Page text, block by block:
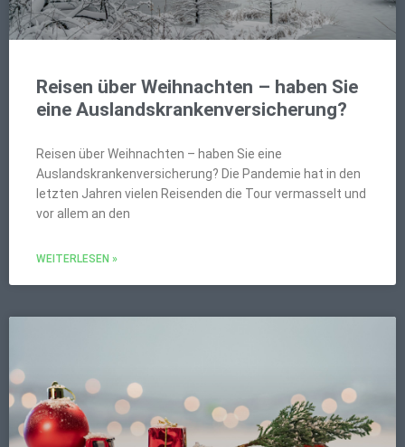
Reisen über Weihnachten – haben Sie
eine Auslandskrankenversicherung?
Reisen über Weihnachten – haben Sie eine
Auslandskrankenversicherung? Die Pandemie hat in den
letzten Jahren vielen Reisenden die Tour vermasselt und
vor allem an den
WEITERLESEN »